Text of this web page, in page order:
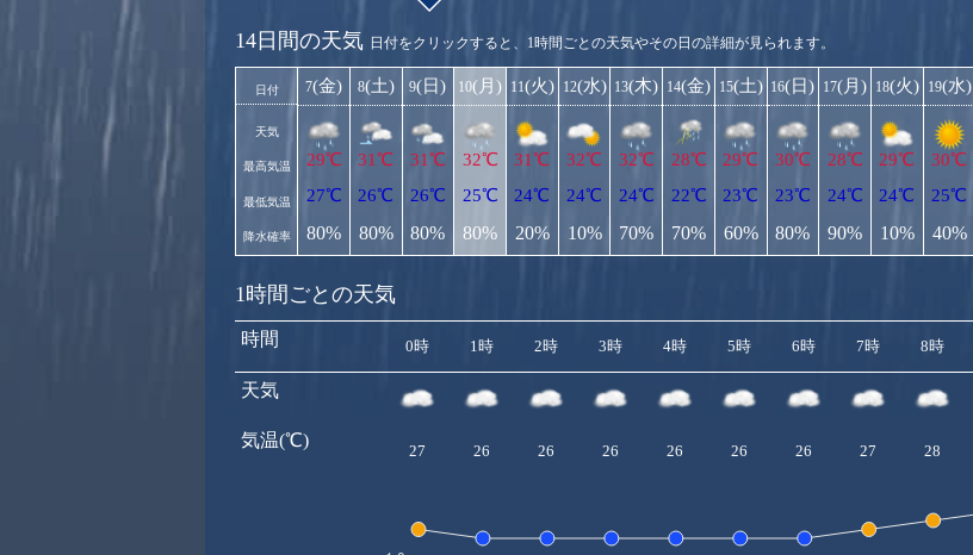
14日間の天気 日付をクリックすると、1時間ごとの天気やその日の詳細が見られます。
日付
天気
最高気温
最低気温
降水確率
7(金)
29℃
27℃
80%
8(土)
31℃
26℃
80%
9(日)
31℃
26℃
80%
10(月)
32℃
25℃
80%
11(火)
31℃
24℃
20%
12(水)
32℃
24℃
10%
13(木)
32℃
24℃
70%
14(金)
28℃
22℃
70%
15(土)
29℃
23℃
60%
16(日)
30℃
23℃
80%
17(月)
28℃
24℃
90%
18(火)
29℃
24℃
10%
19(水)
30℃
25℃
40%
1時間ごとの天気
時間
天気
気温(℃)
0時 1時 2時 3時 4時 5時 6時 7時 8時
27 26 26 26 26 26 26 27 28